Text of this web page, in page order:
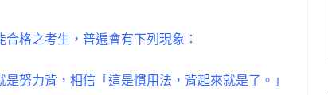
格之考生，普遍會有下列現象：
是努力背，相信「這是慣用法，背起來就是了。」